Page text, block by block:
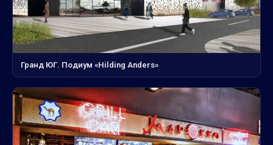
Гранд ЮГ. Подиум «Hilding Anders»